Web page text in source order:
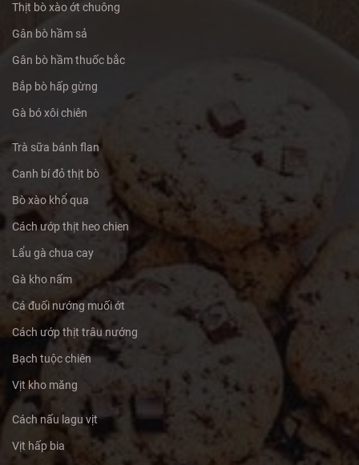
Thịt bò xào ớt chuông
Gân bò hầm sả
Gân bò hầm thuốc bắc
Bắp bò hấp gừng
Gà bó xôi chiên
Trà sữa bánh flan
Canh bí đỏ thịt bò
Bò xào khổ qua
Cách ướp thịt heo chien
Lẩu gà chua cay
Gà kho nấm
Cá đuối nướng muối ớt
Cách ướp thịt trâu nướng
Bạch tuộc chiên
Vịt kho măng
Cách nấu lagu vịt
Vịt hấp bia